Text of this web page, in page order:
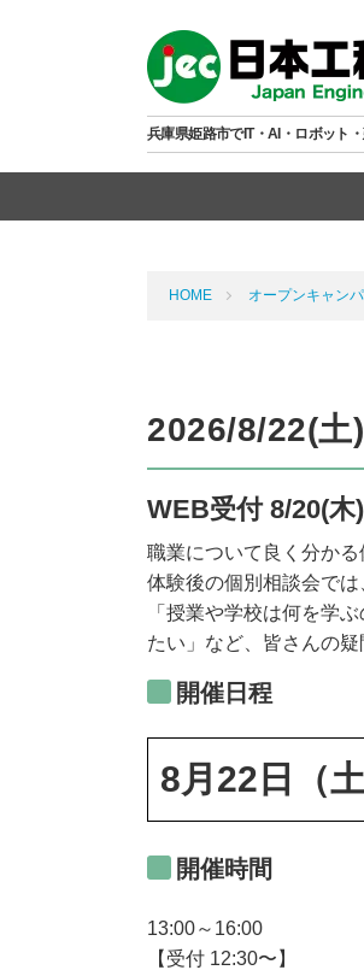
兵庫県姫路市でIT・AI・ロボット
HOME オープンキャン
2026/8/22(
WEB受付 8/20(
職業について良く分か
体験後の個別相談会で
「授業や学校は何を学
たい」など、皆さんの
開催日程
8月22日（土
開催時間
13:00～16:00
【受付 12:30〜】